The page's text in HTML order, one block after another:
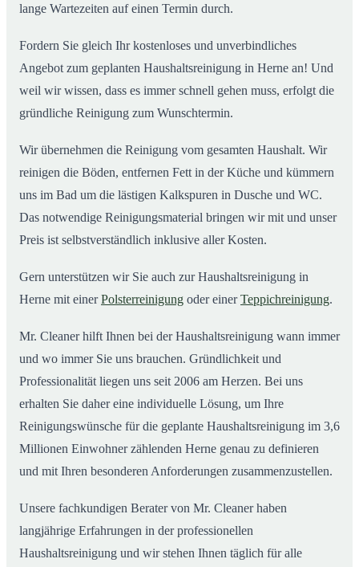
lange Wartezeiten auf einen Termin durch.
Fordern Sie gleich Ihr kostenloses und unverbindliches
Angebot zum geplanten Haushaltsreinigung in Herne an! Und
weil wir wissen, dass es immer schnell gehen muss, erfolgt die
gründliche Reinigung zum Wunschtermin.
Wir übernehmen die Reinigung vom gesamten Haushalt. Wir
reinigen die Böden, entfernen Fett in der Küche und kümmern
uns im Bad um die lästigen Kalkspuren in Dusche und WC.
Das notwendige Reinigungsmaterial bringen wir mit und unser
Preis ist selbstverständlich inklusive aller Kosten.
Gern unterstützen wir Sie auch zur Haushaltsreinigung in
Herne mit einerPolsterreinigung oder einerTeppichreinigung.
Mr. Cleaner hilft Ihnen bei der Haushaltsreinigung wann immer
und wo immer Sie uns brauchen. Gründlichkeit und
Professionalität liegen uns seit 2006 am Herzen. Bei uns
erhalten Sie daher eine individuelle Lösung, um Ihre
Reinigungswünsche für die geplante Haushaltsreinigung im 3,6
Millionen Einwohner zählenden Herne genau zu definieren
und mit Ihren besonderen Anforderungen zusammenzustellen.
Unsere fachkundigen Berater von Mr. Cleaner haben
langjährige Erfahrungen in der professionellen
Haushaltsreinigung und wir stehen Ihnen täglich für alle